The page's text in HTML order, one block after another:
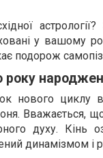
у вашому
подорож
року
нового циклу
Вважається,
духу. Кінь
динамізмом і